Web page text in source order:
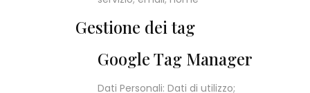
Gestione dei tag
Google Tag Manager
Dati Personali: Dati di utilizzo;